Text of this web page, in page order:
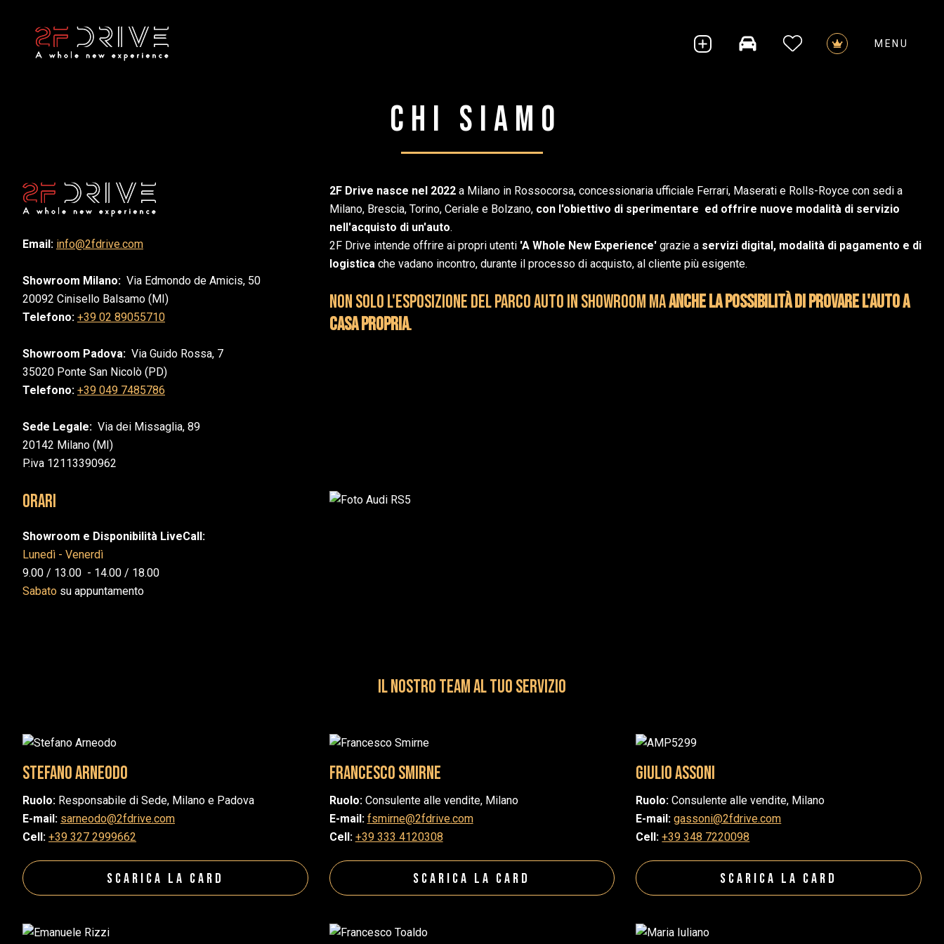
MENU
Chi Siamo
Email: info@2fdrive.com
Showroom Milano: Via Edmondo de Amicis, 50
20092 Cinisello Balsamo (MI)
Telefono: +39 02 89055710
Showroom Padova: Via Guido Rossa, 7
35020 Ponte San Nicolò (PD)
Telefono: +39 049 7485786
Sede Legale: Via dei Missaglia, 89
20142 Milano (MI)
P.iva 12113390962
2F Drive nasce nel 2022a Milano in Rossocorsa, concessionaria ufficiale Ferrari, Maserati e Rolls-Royce con sedi a
Milano, Brescia, Torino, Ceriale e Bolzano, con l'obiettivo di sperimentare ed offrire nuove modalità di servizio
nell'acquisto di un'auto.
2F Drive intende offrire ai propri utenti 'A Whole New Experience' grazie a servizi digital, modalità di pagamento e di
logisticache vadano incontro, durante il processo di acquisto, al cliente più esigente.
Non solo l'esposizione del parco auto in showroom maanche la possibilità di provare l'auto a
casa propria.
Orari
Showroom e Disponibilità LiveCall:
Lunedì - Venerdì
9.00 / 13.00 - 14.00 / 18.00
Sabato su appuntamento
IL NOSTRO TEAM AL TUO SERVIZIO
Stefano Arneodo
Ruolo: Responsabile di Sede, Milano e Padova
E-mail: sarneodo@2fdrive.com
Cell: +39 327 2999662
Scarica la Card
Francesco Smirne
Ruolo:Consulente alle vendite, Milano
E-mail: fsmirne@2fdrive.com
Cell: +39 333 4120308
Scarica la Card
Giulio Assoni
Ruolo: Consulente alle vendite, Milano
E-mail: gassoni@2fdrive.com
Cell: +39 348 7220098
Scarica la Card